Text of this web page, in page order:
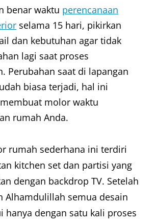
benar waktu perencanaan
selama 15 hari, pikirkan
dan kebutuhan agar tidak
lagi saat proses
Perubahan saat di lapangan
biasa terjadi, hal ini
molor waktu
rumah Anda.
rumah sederhana ini terdiri
kitchen set dan partisi yang
dengan backdrop TV. Setelah
Alhamdulillah semua desain
hanya dengan satu kali proses